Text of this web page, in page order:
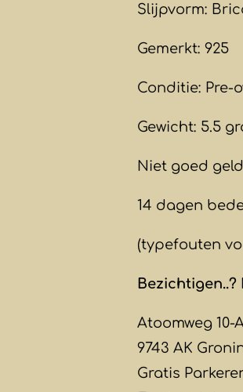
Slijpvorm:
Gemerkt: 925
Conditie: Pre-
Gewicht: 5.5
Niet goed
14 dagen
(typefouten
Bezichtigen..?
Atoomweg 10-
9743 AK
Gratis